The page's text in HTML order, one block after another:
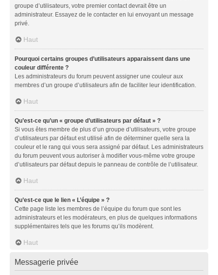
groupe d’utilisateurs, votre premier contact devrait être un
administrateur. Essayez de le contacter en lui envoyant un message
privé.
Haut
Pourquoi certains groupes d’utilisateurs apparaissent dans une
couleur différente ?
Les administrateurs du forum peuvent assigner une couleur aux
membres d’un groupe d’utilisateurs afin de faciliter leur identification.
Haut
Qu’est-ce qu’un « groupe d’utilisateurs par défaut » ?
Si vous êtes membre de plus d’un groupe d’utilisateurs, votre groupe
d’utilisateurs par défaut est utilisé afin de déterminer quelle sera la
couleur et le rang qui vous sera assigné par défaut. Les administrateurs
du forum peuvent vous autoriser à modifier vous-même votre groupe
d’utilisateurs par défaut depuis le panneau de contrôle de l’utilisateur.
Haut
Qu’est-ce que le lien « L’équipe » ?
Cette page liste les membres de l’équipe du forum que sont les
administrateurs et les modérateurs, en plus de quelques informations
supplémentaires tels que les forums qu’ils modèrent.
Haut
Messagerie privée